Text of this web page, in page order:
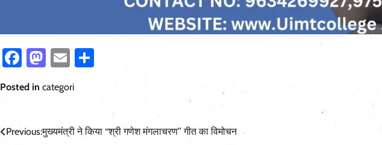
Facebook
Mastodon
Email
Posted in categori
Post
Previous:मुख्यमंत्री ने किया ‘‘श्री गणेश मंगलाचरण’’ गीत का विमोचन